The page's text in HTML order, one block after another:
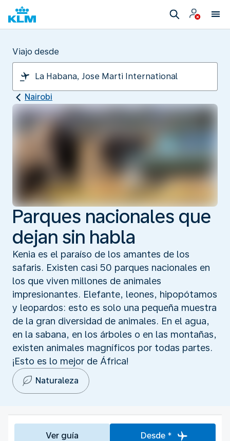
Viajo desde
Nairobi
Parques nacionales que
dejan sin habla
Kenia es el paraíso de los amantes de los
safaris. Existen casi 50 parques nacionales en
los que viven millones de animales
impresionantes. Elefante, leones, hipopótamos
y leopardos: esto es solo una pequeña muestra
de la gran diversidad de animales. En el agua,
en la sabana, en los árboles o en las montañas,
existen animales magníficos por todas partes.
¡Esto es lo mejor de África!
Naturaleza
Ver guía Desde *